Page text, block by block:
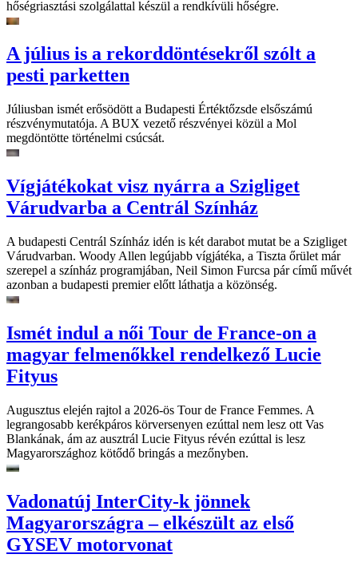
hőségriasztási szolgálattal készül a rendkívüli hőségre.
A július is a rekorddöntésekről szólt a
pesti parketten
Júliusban ismét erősödött a Budapesti Értéktőzsde elsőszámú
részvénymutatója. A BUX vezető részvényei közül a Mol
megdöntötte történelmi csúcsát.
Vígjátékokat visz nyárra a Szigliget
Várudvarba a Centrál Színház
A budapesti Centrál Színház idén is két darabot mutat be a Szigliget
Várudvarban. Woody Allen legújabb vígjátéka, a Tiszta őrület már
szerepel a színház programjában, Neil Simon Furcsa pár című művét
azonban a budapesti premier előtt láthatja a közönség.
Ismét indul a női Tour de France-on a
magyar felmenőkkel rendelkező Lucie
Fityus
Augusztus elején rajtol a 2026-ös Tour de France Femmes. A
legrangosabb kerékpáros körversenyen ezúttal nem lesz ott Vas
Blankának, ám az ausztrál Lucie Fityus révén ezúttal is lesz
Magyarországhoz kötődő bringás a mezőnyben.
Vadonatúj InterCity-k jönnek
Magyarországra – elkészült az első
GYSEV motorvonat